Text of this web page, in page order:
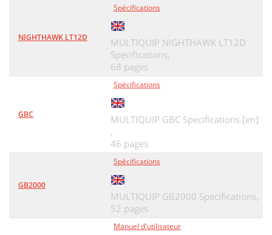
NIGHTHAWK LT12D
Spécifications
MULTIQUIP NIGHTHAWK LT12D
Specifications,
68 pages
GBC
Spécifications
MULTIQUIP GBC Specifications [en]
,
46 pages
GB2000
Spécifications
MULTIQUIP GB2000 Specifications,
52 pages
Manuel d'utilisateur